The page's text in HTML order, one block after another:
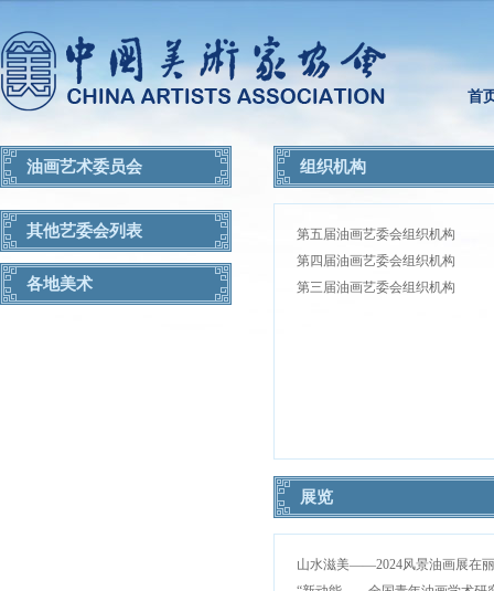
首
油画艺术委员会
其他艺委会列表
各地美术
组织机构
第五届油画艺委会组织机构
第四届油画艺委会组织机构
第三届油画艺委会组织机构
展览
山水滋美——2024风景油画展在